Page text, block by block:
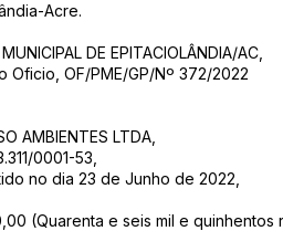
Acre.
DE EPITACIOLÂNDIA/AC,
OF/PME/GP/Nº 372/2022
AMBIENTES LTDA,
0001-53,
no dia 23 de Junho de 2022,
(Quarenta e seis mil e quinhentos